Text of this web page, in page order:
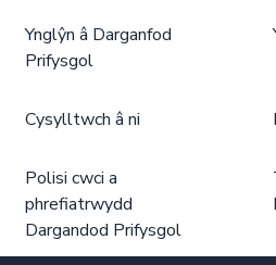
Ynglŷn â Darganfod
Prifysgol
Cysylltwch â ni
Polisi cwci a
phrefiatrwydd
Dargandod Prifysgol